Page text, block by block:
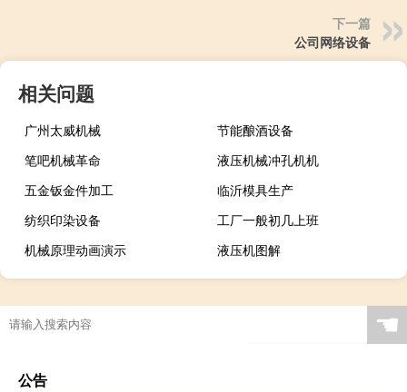
下一篇
公司网络设备
相关问题
广州太威机械
节能酿酒设备
笔吧机械革命
液压机械冲孔机机
五金钣金件加工
临沂模具生产
纺织印染设备
工厂一般初几上班
机械原理动画演示
液压机图解
☚
公告